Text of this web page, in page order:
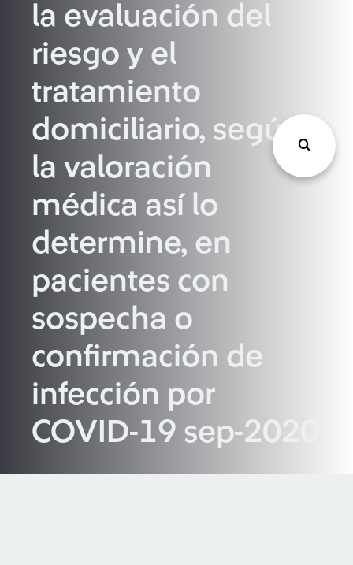
la evaluación del
riesgo y el
tratamiento
domiciliario, según
la valoración
médica así lo
determine, en
pacientes con
sospecha o
confirmación de
infección por
COVID-19 sep-2020